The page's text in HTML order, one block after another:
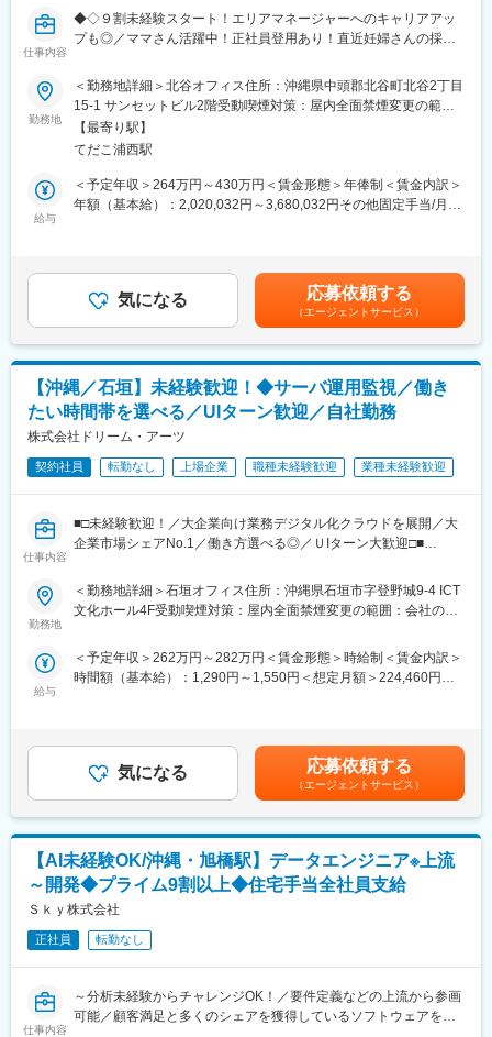
ジニアとして、長期的にキャリア形成を描ける場をご提供できま
す。
もちろん、キャリアパスとしてセキュリティエンジニアの道もご
に昨今需要が拡大しており、市場価値を高められる分野になりま
す。
■組織構成：
●官公庁（那覇市） 在籍社員：4名
●出先機関（沖縄市） 在籍社員：3名
官公庁、出先機関のプロジェクトは、弊社メンバーで固めてクラ
イアント先に常駐するパターンなので、安心してスキルを磨きな
がら業務を進めていくことができます。
アサインはご自身と相談の上決定されます。また、プロジェクト
を弊社メンバーで固めてクライアント先に常駐するパターンなの
で、上流工程も行うことができ、コミュニケーションがとりやす
く、安心してスキルを磨きながらプロジェクトを進めていくこと
ができます。
仕事内容
◆◇９割未経験スタート！エリアマネージャーへのキャリアアッ
プも◎／ママさん活躍中！正社員登用あり！直近妊婦さんの採用
■業務内容：
障がいのある方々の就労に向けたサポートをお任せ！
ご利用者さまが、毎日笑顔で安定した生活が送れるよう一人ひと
りに寄り添ってご支援するやりがいのあるお仕事です！
＜具体的には＞
・システムの不具合確認などの業務フォロー
◇精神面のフォロー、環境づくりなど
・出勤できない日が続く方や、うまく作業に集中できない方が安
・月1回利用者さまとの面談 など
＼この求人の、ココが魅力／
◎未経験からスタートできる環境
スタッフ全員が未経験スタートで、元販売員や整体師、事務スタ
ッフなど異業種から転職した20～50代スタッフが活躍中。
入社後、座学で業界や就労支援について学んだ後、現場でOJT研
修を実施。はじめて利用者さんと会う日は先輩スタッフがついて
くれるので、安心してスタートできます。
シフト制ではあるものの、土曜や祝日は10時～15時の短時間勤
務。
シュ休暇6日＋有給休暇約10日＝約114日ほど休みがあり、リフレ
ッシュ休暇をもともとお休みとつなげ長期休暇の取得も可能で
◎誰かの役に立ちたいが叶う
ご利用者さまが、目指していた就職先に就職できた時の達成感は
格別です。利用者さんやご家族にとって、できることが増えるの
会も多く、大きなやりがいを感じられます。
■キャリアパスついて
入社して半年後に正社員に向けた面談を実施しております◎
拠点長などのマネジメント職やサービス管理責任者、営業・バッ
クオフィス職など、多様なキャリアパスを実現できます。
成果を正当に評価する制度があり、入社半年でチーフ、1年強で拠
点長に昇進した例もあります。
変更の範囲：会社の定める業務
勤務地
＜勤務地詳細＞北谷オフィス住所：沖縄県中頭郡北谷町北谷2丁目
15-1 サンセットビル2階受動喫煙対策：屋内全面禁煙変更の範
囲：会社の定める事業所
【最寄り駅】
てだこ浦西駅
給与
＜予定年収＞264万円～430万円＜賃金形態＞年俸制＜賃金内訳＞
年額（基本給）：2,020,032円～3,680,032円その他固定手当/月：
残業手当＞有＜給与補足＞※未経験者の年収は一律上記金額スタ―
トになります。■昇給：年1回※人事考査有■その他固定手当：ベー
スアップ手当20,000円賃金はあくまでも目安の金額であり、選考
を通じて上下する可能性があります。月給(月額)は固定手当を含め
た表記です。
気になる 応募依頼する
（エージェントサービス）
【沖縄／石垣】未経験歓迎！◆サーバ運用監視／働き
たい時間帯を選べる／UIターン歓迎／自社勤務
株式会社ドリーム・アーツ
契約社員 転勤なし 上場企業 職種未経験歓迎 業種未経験歓迎
仕事内容
■□未経験歓迎！／大企業向け業務デジタル化クラウドを展開／大
企業市場シェアNo.1／働き方選べる◎／ＵIターン大歓迎□■
り組めます。
●働きたい時間帯を選択できるため、プライベートとの両立が可能
■仕事内容：
・業務フローに沿ったオペレーション（関係各所へ報告、システ
ムの再起動、ログデータ取得）
・報告書作成、管理情報の更新等
◇自社製品サポート対応
◇自社製品テスト業務
◇顧客アカウント管理業務
基本知識を身につけるための研修もあるため、安心して業務をス
タートいただけます！
実務に入ってからも先輩や同僚のサポートがありますので、初心
者の方でもスキルアップ可能です！
■組織構成
IT業界未経験で入社された方や、本業と並行して契約社員として
勤務地
＜勤務地詳細＞石垣オフィス住所：沖縄県石垣市字登野城9-4 ICT
文化ホール4F受動喫煙対策：屋内全面禁煙変更の範囲：会社の定
給与
＜予定年収＞262万円～282万円＜賃金形態＞時給制＜賃金内訳＞
時間額（基本給）：1,290円～1,550円＜想定月額＞224,460円～
増あり（22:00-05:00）※月額平均労働日数：21.8日賃金はあくま
でも目安の金額であり、選考を通じて上下する可能性がありま
す。月給(月額)は固定手当を含めた表記です。
気になる 応募依頼する
（エージェントサービス）
【AI未経験OK/沖縄・旭橋駅】データエンジニア※上流
～開発◆プライム9割以上◆住宅手当全社員支給
Ｓｋｙ株式会社
正社員 転勤なし
仕事内容
～分析未経験からチャレンジOK！／要件定義などの上流から参画
可能／顧客満足と多くのシェアを獲得しているソフトウェアを保